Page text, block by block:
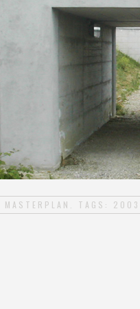
MASTERPLAN . TAGS: 2003